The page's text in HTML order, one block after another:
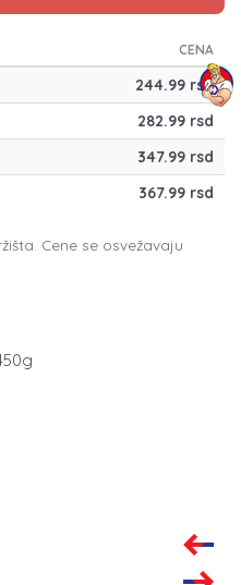
CENA
244.99 rsd
282.99 rsd
347.99 rsd
367.99 rsd
Cene se osvežavaju